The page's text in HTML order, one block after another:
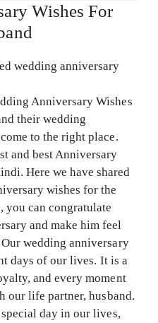
Wishes For
wedding anniversary
Anniversary Wishes
their wedding
to the right place.
and best Anniversary
Here we have shared
wishes for the
you can congratulate
and make him feel
wedding anniversary
days of our lives. It is a
and every moment
our life partner, husband.
day in our lives,